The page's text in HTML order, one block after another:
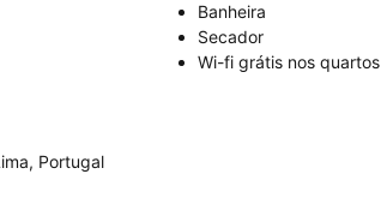
Banheira
Secador
Wi-fi grátis nos quartos
Portugal